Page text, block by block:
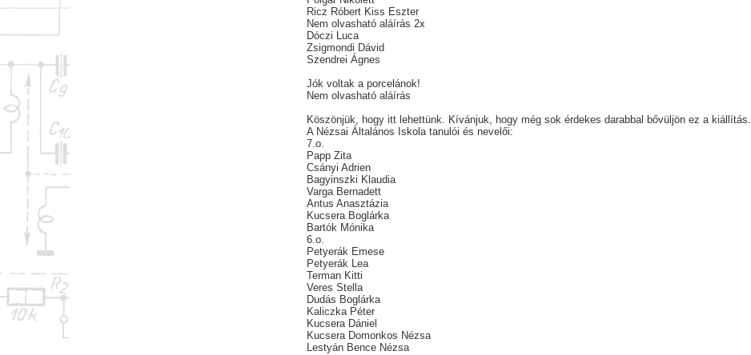
Ricz Róbert Kiss Eszter
Nem olvasható aláírás 2x
Dóczi Luca
Zsigmondi Dávid
Szendrei Ágnes
Jók voltak a porcelánok!
Nem olvasható aláírás
Köszönjük, hogy itt lehettünk. Kívánjuk, hogy még sok érdekes darabbal bővüljön ez a kiállítás.
A Nézsai Általános Iskola tanulói és nevelői:
7.o.
Papp Zita
Csányi Adrien
Bagyinszki Klaudia
Varga Bernadett
Antus Anasztázia
Kucsera Boglárka
Bartók Mónika
6.o.
Petyerák Emese
Petyerák Lea
Terman Kitti
Veres Stella
Dudás Boglárka
Kaliczka Péter
Kucsera Dániel
Kucsera Domonkos Nézsa
Lestyán Bence Nézsa